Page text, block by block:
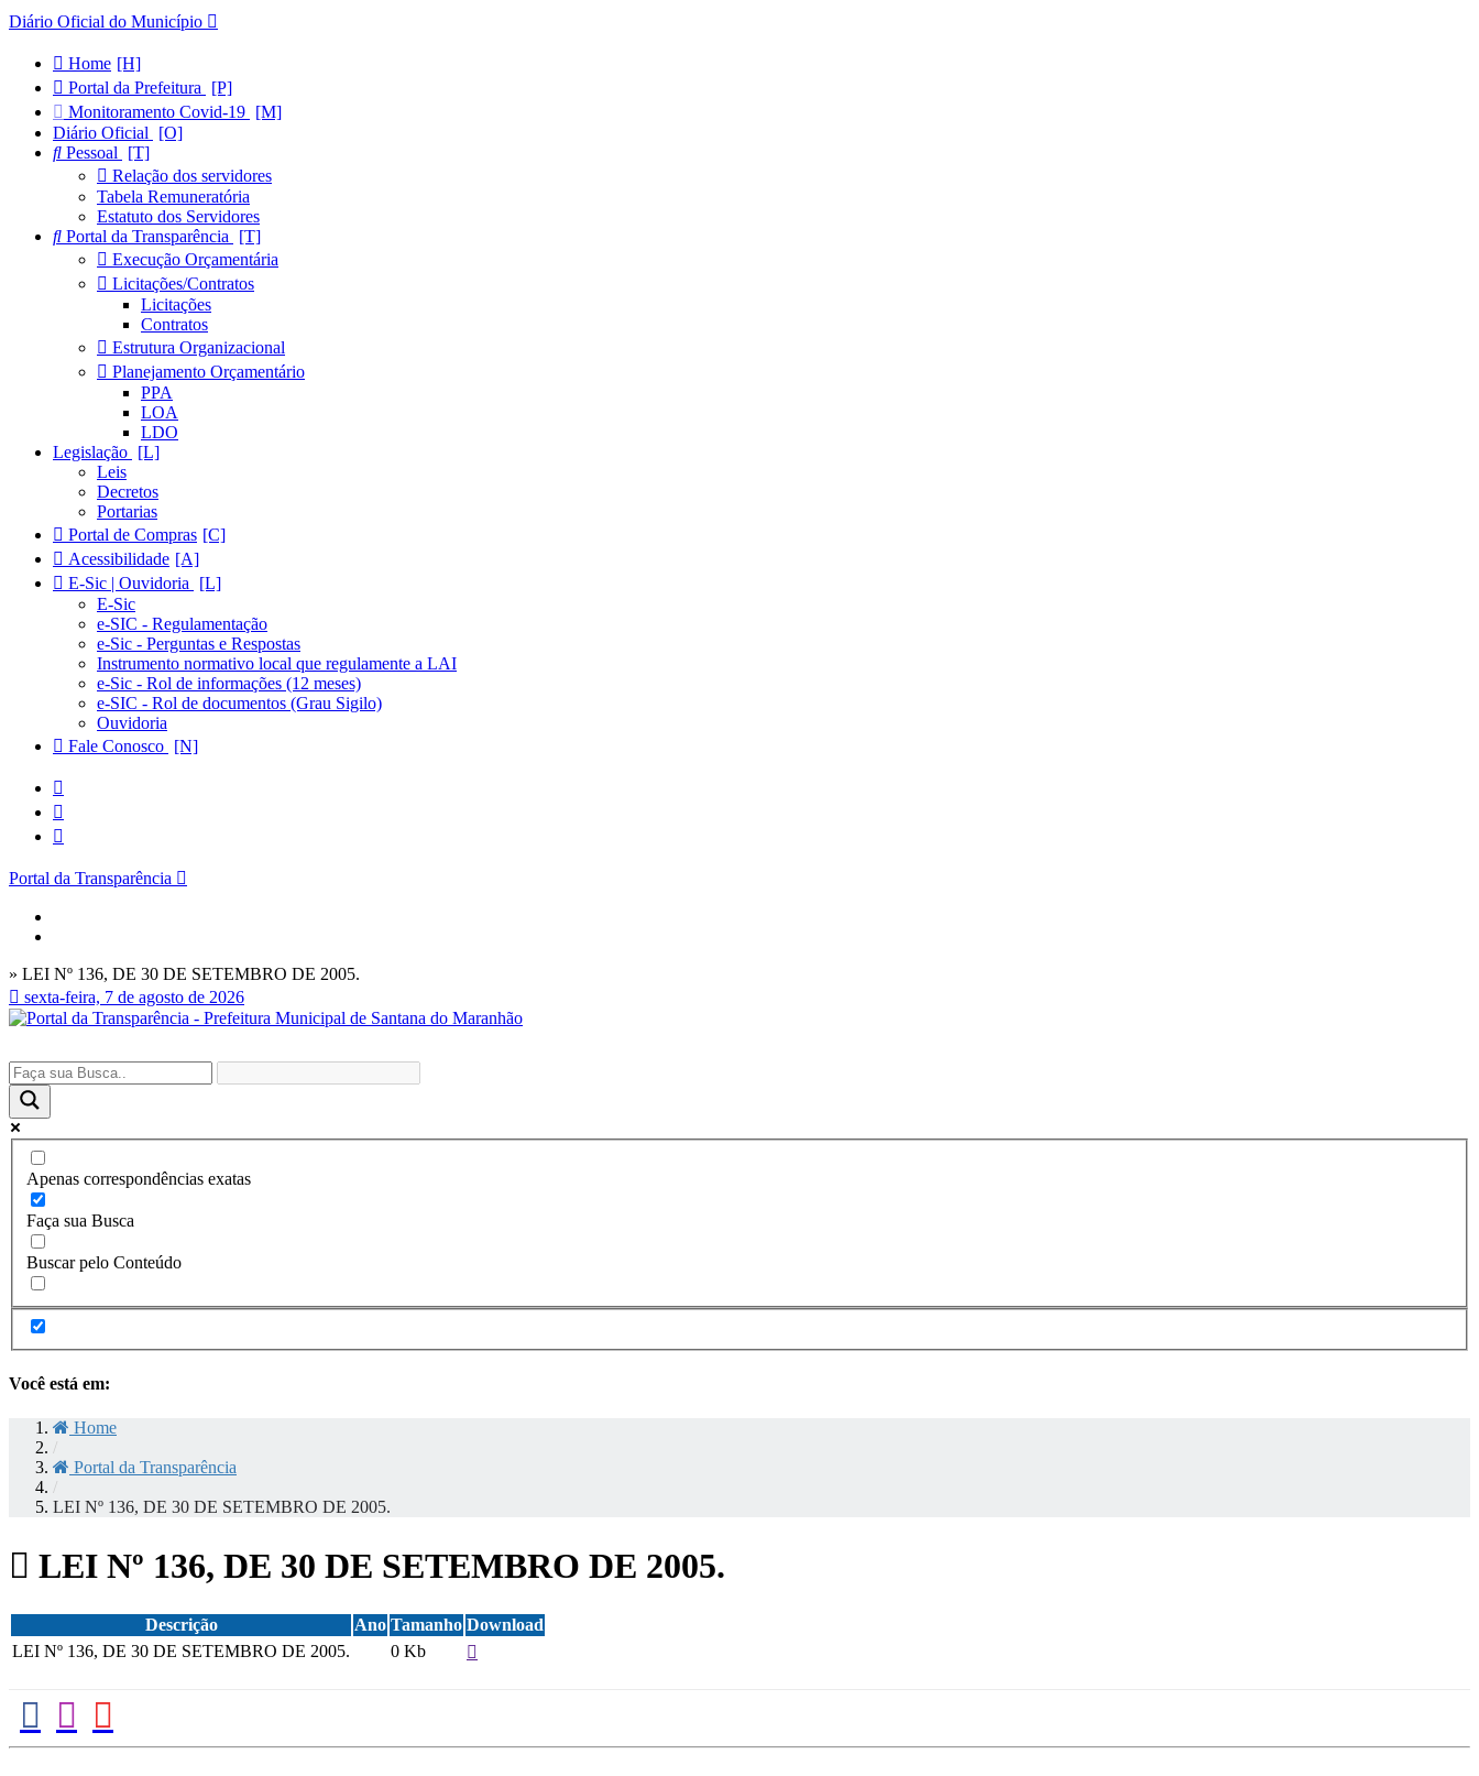
Diário Oficial do Município
Home
Portal da Prefeitura
Monitoramento Covid-19
Diário Oficial
Pessoal
Relação dos servidores
Tabela Remuneratória
Estatuto dos Servidores
Portal da Transparência
Execução Orçamentária
Licitações/Contratos
Licitações
Contratos
Estrutura Organizacional
Planejamento Orçamentário
PPA
LOA
LDO
Legislação
Leis
Decretos
Portarias
Portal de Compras
Acessibilidade
E-Sic | Ouvidoria
E-Sic
e-SIC - Regulamentação
e-Sic - Perguntas e Respostas
Instrumento normativo local que regulamente a LAI
e-Sic - Rol de informações (12 meses)
e-SIC - Rol de documentos (Grau Sigilo)
Ouvidoria
Fale Conosco
Portal da Transparência
» LEI Nº 136, DE 30 DE SETEMBRO DE 2005.
sexta-feira, 7 de agosto de 2026
Apenas correspondências exatas
Faça sua Busca
Buscar pelo Conteúdo
Você está em:
Home
/
Portal da Transparência
/
LEI Nº 136, DE 30 DE SETEMBRO DE 2005.
LEI Nº 136, DE 30 DE SETEMBRO DE 2005.
Descrição Ano Tamanho Download
LEI Nº 136, DE 30 DE SETEMBRO DE 2005.
0 Kb